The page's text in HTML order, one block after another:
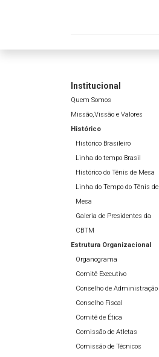
Institucional
Quem Somos
Missão,Vissão e Valores
Histórico
Histórico Brasileiro
Linha do tempo Brasil
Histórico do Tênis de Mesa
Linha do Tempo do Tênis de
Mesa
Galeria de Presidentes da
CBTM
Estrutura Organizacional
Organograma
Comitê Executivo
Conselho de Administração
Conselho Fiscal
Comitê de Ética
Comissão de Atletas
Comissão de Técnicos